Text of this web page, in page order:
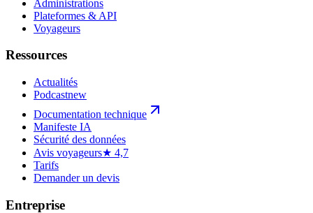
Administrations
Plateformes & API
Voyageurs
Ressources
Actualités
Podcastnew
Documentation technique
Manifeste IA
Sécurité des données
Avis voyageurs★ 4,7
Tarifs
Demander un devis
Entreprise